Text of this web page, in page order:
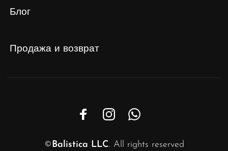
Блог
Продажа и возврат
©Balistica LLC. All rights reserved